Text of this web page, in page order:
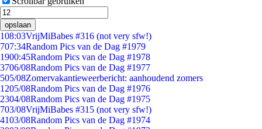
opslaan
108:03VrijMiBabes #316 (not very sfw!)
707:34Random Pics van de Dag #1979
1900:45Random Pics van de Dag #1978
3706/08Random Pics van de Dag #1977
505/08Zomervakantieweerbericht: aanhoudend zomers
1205/08Random Pics van de Dag #1976
2304/08Random Pics van de Dag #1975
703/08VrijMiBabes #315 (not very sfw!)
4103/08Random Pics van de Dag #1974